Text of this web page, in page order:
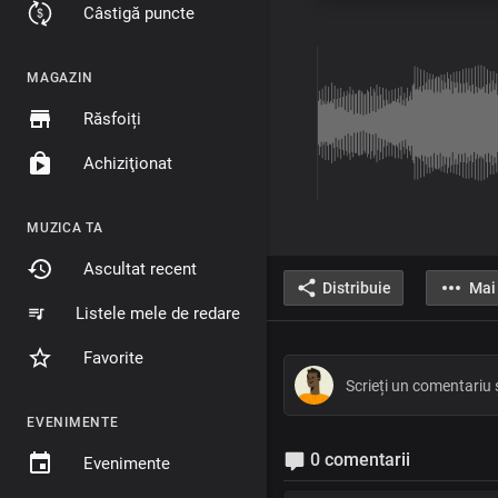
Câstigă puncte
MAGAZIN
Răsfoiți
Achiziţionat
MUZICA TA
Ascultat recent
Listele mele de redare
Favorite
EVENIMENTE
Evenimente
Distribuie
0 comentarii